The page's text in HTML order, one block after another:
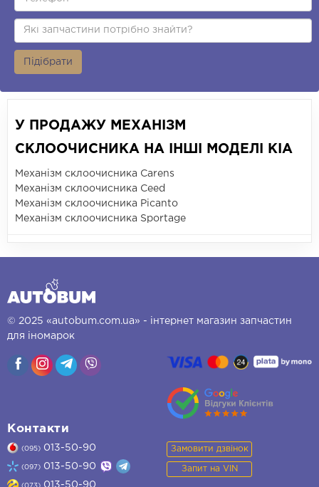
Підібрати
У ПРОДАЖУ МЕХАНІЗМ
СКЛООЧИСНИКА НА ІНШІ МОДЕЛІ KIA
Механізм склоочисника Carens
Механізм склоочисника Ceed
Механізм склоочисника Picanto
Механізм склоочисника Sportage
© 2025 «autobum.com.ua» - інтернет магазин запчастин
для іномарок
Контакти
(095) 013-50-90
(097) 013-50-90
(073) 013-50-90
Замовити дзвінок
Запит на VIN